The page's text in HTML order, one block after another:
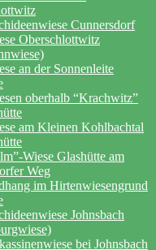
Cunnersdorf
Oberschlottwitz
an der Sonnenleite
oberhalb “Krachwitz”
am Kleinen Kohlbachtal
Wiese Glashütte am
Weg
im Hirtenwiesengrund
Johnsbach
bei Johnsbach